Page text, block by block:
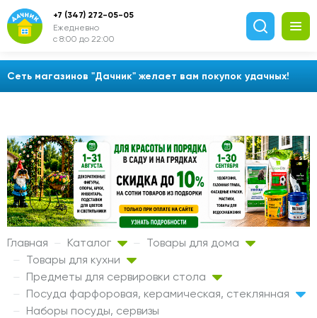
Сеть магазинов "Дачник" желает вам покупок удачных!
+7 (347) 272-05-05
Ежедневно
с 8:00 до 22:00
Главная Каталог
Товары для дома
Товары для кухни
Предметы для сервировки стола
Посуда фарфоровая, керамическая, стеклянная
Наборы посуды, сервизы